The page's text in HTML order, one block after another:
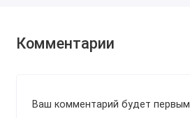
Комментарии
Ваш комментарий будет первым